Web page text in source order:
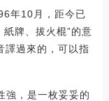
年10月，距今已
牌、拔火棍”的意
譯過來的，可以指
強，是一枚妥妥的